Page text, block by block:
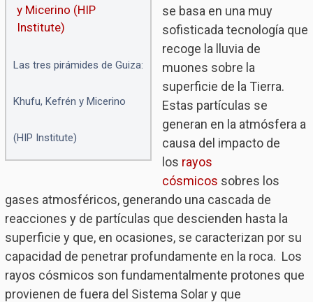
Las tres pirámides de Guiza:
Khufu, Kefrén y Micerino
(HIP Institute)
se basa en una muy
sofisticada tecnología que
recoge la lluvia de
muones sobre la
superficie de la Tierra.
Estas partículas se
generan en la atmósfera a
causa del impacto de
los rayos
cósmicos sobres los
gases atmosféricos, generando una cascada de
reacciones y de partículas que descienden hasta la
superficie y que, en ocasiones, se caracterizan por su
capacidad de penetrar profundamente en la roca. Los
rayos cósmicos son fundamentalmente protones que
provienen de fuera del Sistema Solar y que